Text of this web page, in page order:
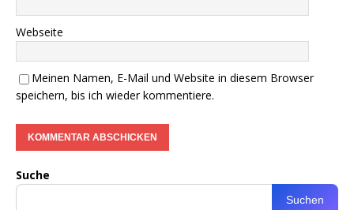
Webseite
Meinen Namen, E-Mail und Website in diesem Browser
speichern, bis ich wieder kommentiere.
Suche
Suchen